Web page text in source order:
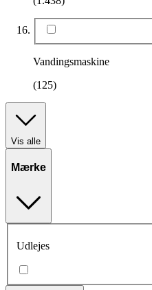
Vandingsmaskine
(125)
Vis alle
Mærke
Udlejes